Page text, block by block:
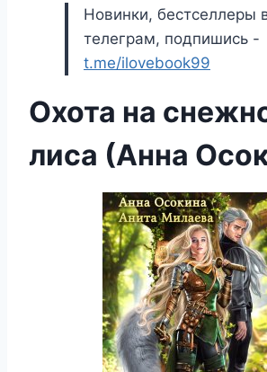
Новинки, бестселлеры
телеграм, подпишись -
t.me/ilovebook99
Охота на
лиса (Анна